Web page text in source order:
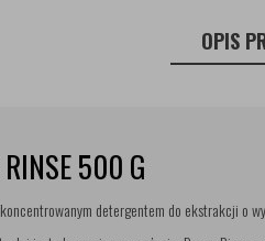
OPIS
500 G
detergentem do ekstrakcji o